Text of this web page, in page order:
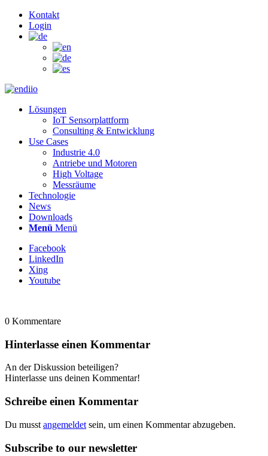
Kontakt
Login
Lösungen
IoT Sensorplattform
Consulting & Entwicklung
Use Cases
Industrie 4.0
Antriebe und Motoren
High Voltage
Messräume
Technologie
News
Downloads
Menü Menü
Facebook
LinkedIn
Xing
Youtube
0 Kommentare
Hinterlasse einen Kommentar
An der Diskussion beteiligen?
Hinterlasse uns deinen Kommentar!
Schreibe einen Kommentar
Du musst angemeldet sein, um einen Kommentar abzugeben.
Subscribe to our newsletter